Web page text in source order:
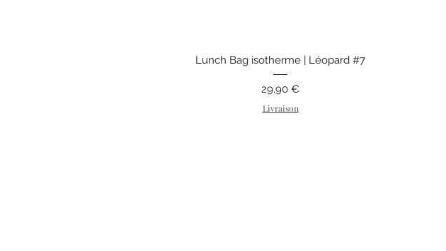
Aperçu rapide
Lunch Bag isotherme | Léopard #7
Prix
29,90 €
Livraison